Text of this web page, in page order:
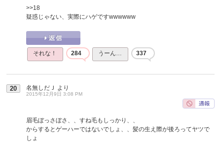
>>18
疑惑じゃない、実際にハゲですwwwwww
それな！ 284 うーん… 337
20 名無しだＪ より
2015年12月9日 3:08 PM
眉毛ぼっさぼさ、、すね毛もしっかり、、
からするとゲーハーではないでしょ、、髪の生え際が後ろってヤツで
しょ